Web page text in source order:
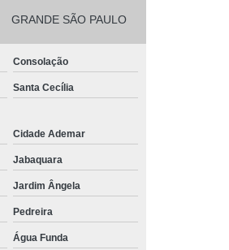
GRANDE SÃO PAULO
Consolação
Santa Cecília
Cidade Ademar
Jabaquara
Jardim Ângela
Pedreira
Água Funda